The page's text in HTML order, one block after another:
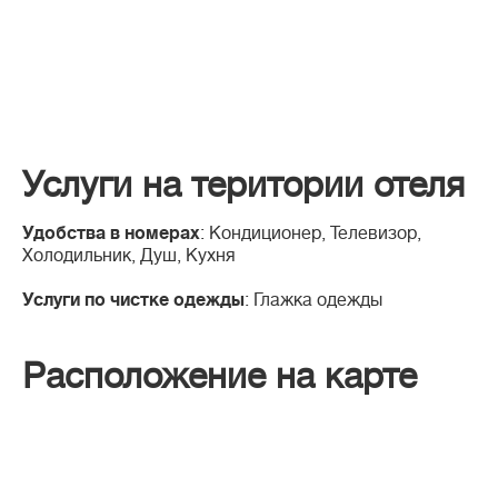
Услуги на територии отеля
Удобства в номерах: Кондиционер, Телевизор,
Холодильник, Душ, Кухня
Услуги по чистке одежды: Глажка одежды
Расположение на карте